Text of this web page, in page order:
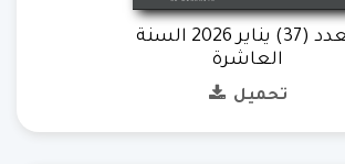
العدد (37) يناير 2026 السنة
العاشرة
تحميل